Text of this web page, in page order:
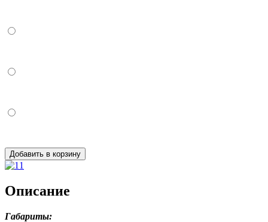
Добавить в корзину
Описание
Габариты: